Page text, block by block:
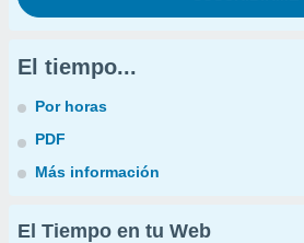
El tiempo...
Por horas
PDF
Más información
El Tiempo en tu Web